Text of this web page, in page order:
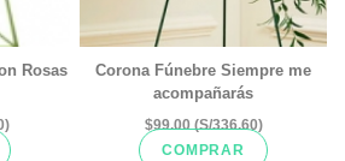
Rosas
Corona Fúnebre Siempre me
acompañarás
$99.00 (S/336.60)
COMPRAR